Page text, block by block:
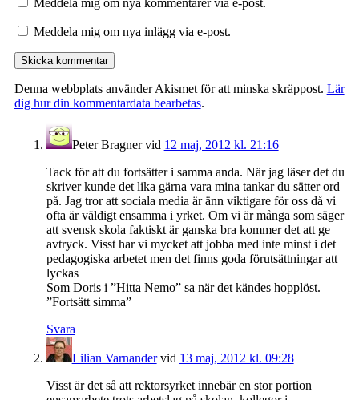
Meddela mig om nya kommentarer via e-post.
Meddela mig om nya inlägg via e-post.
Denna webbplats använder Akismet för att minska skräppost. Lär
dig hur din kommentardata bearbetas.
Peter Bragnervid 12 maj, 2012 kl. 21:16
Tack för att du fortsätter i samma anda. När jag läser det du
skriver kunde det lika gärna vara mina tankar du sätter ord
på. Jag tror att sociala media är änn viktigare för oss då vi
ofta är väldigt ensamma i yrket. Om vi är många som säger
att svensk skola faktiskt är ganska bra kommer det att ge
avtryck. Visst har vi mycket att jobba med inte minst i det
pedagogiska arbetet men det finns goda förutsättningar att
lyckas
Som Doris i ”Hitta Nemo” sa när det kändes hopplöst.
”Fortsätt simma”
Svara
Lilian Varnandervid 13 maj, 2012 kl. 09:28
Visst är det så att rektorsyrket innebär en stor portion